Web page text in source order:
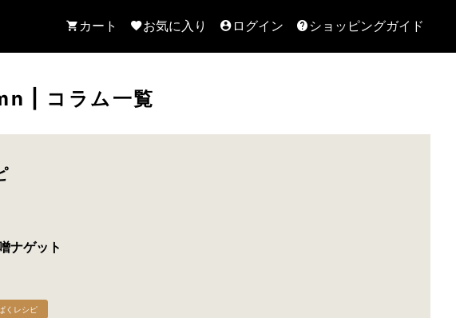
カート お気に入り ログイン ショッピングガイド
コラム一覧
ナゲット
くレシピ